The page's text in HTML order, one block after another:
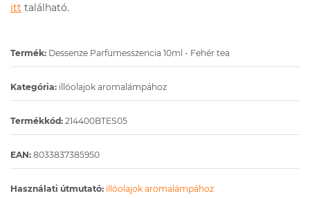
itt található.
Termék: Dessenze Parfümesszencia 10ml - Fehér tea
Kategória: illóolajok aromalámpához
Termékkód: 214400BTES05
EAN: 8033837385950
Használati útmutató: illóolajok aromalámpához